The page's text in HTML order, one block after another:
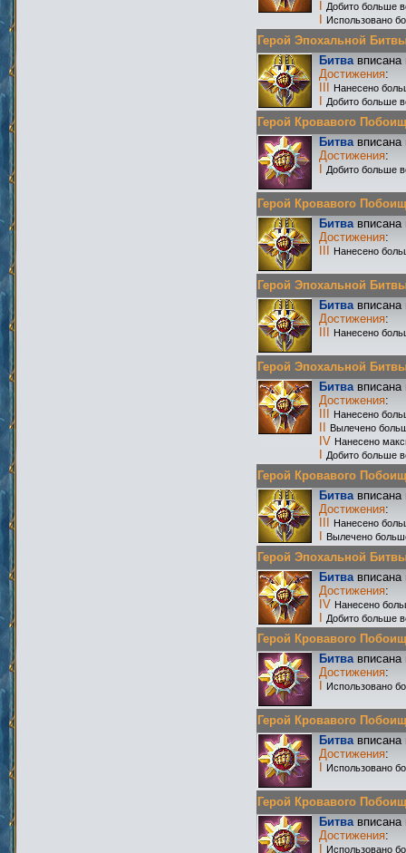
Добито больше
Использовано
Герой Эпохальной
Битвавписана
Достижения:
Нанесено
Добито больше
Герой Кровавого
Битвавписана
Достижения:
Добито больше
Герой Кровавого
Битвавписана
Достижения:
Нанесено
Герой Эпохальной
Битвавписана
Достижения:
Нанесено
Герой Эпохальной
Битвавписана
Достижения:
Нанесено
Вылечено
IV Нанесено
Добито больше
Герой Кровавого
Битвавписана
Достижения:
Нанесено
Вылечено
Герой Эпохальной
Битвавписана
Достижения:
IV Нанесено
Добито больше
Герой Кровавого
Битвавписана
Достижения:
Использовано
Герой Кровавого
Битвавписана
Достижения:
Использовано
Герой Кровавого
Битвавписана
Достижения:
Использовано